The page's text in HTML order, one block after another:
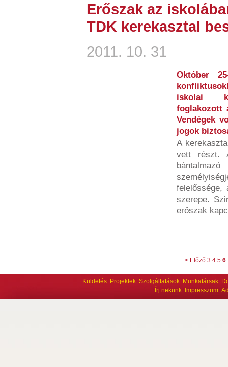
Erőszak az
TDK kerekasztal
2011. 10. 31
Október
iskolai
foglakozott
Vendégek
jogok
A
vett részt.
felelőssége,
szerepe.
erőszak
< Előző 3 4 5 6
Küldetés Projektek Szolgáltatások Munkatársak
Írj nekünk
Impresszum